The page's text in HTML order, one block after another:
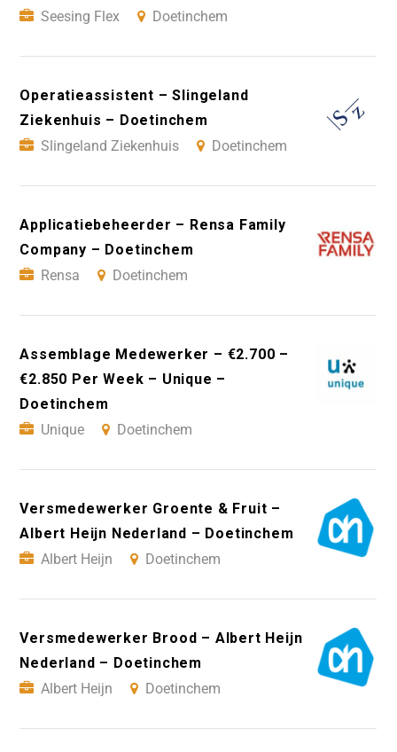
Seesing Flex
Doetinchem
Operatieassistent – Slingeland
Ziekenhuis – Doetinchem
Slingeland Ziekenhuis
Doetinchem
Applicatiebeheerder – Rensa Family
Company – Doetinchem
Rensa
Doetinchem
Assemblage Medewerker – €2.700 –
€2.850 Per Week – Unique –
Doetinchem
Unique
Doetinchem
Versmedewerker Groente & Fruit –
Albert Heijn Nederland – Doetinchem
Albert Heijn
Doetinchem
Versmedewerker Brood – Albert Heijn
Nederland – Doetinchem
Albert Heijn
Doetinchem